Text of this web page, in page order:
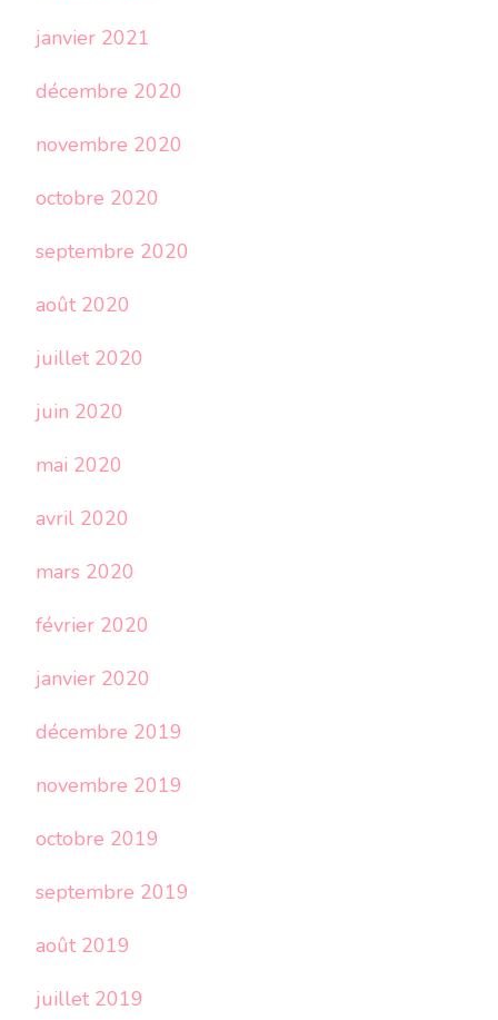
janvier 2021
décembre 2020
novembre 2020
octobre 2020
septembre 2020
août 2020
juillet 2020
juin 2020
mai 2020
avril 2020
mars 2020
février 2020
janvier 2020
décembre 2019
novembre 2019
octobre 2019
septembre 2019
août 2019
juillet 2019